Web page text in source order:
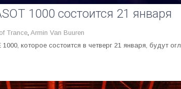
1000 состоится 21 января
Trance, Armin Van Buuren
которое состоится в четверг 21 января, будут